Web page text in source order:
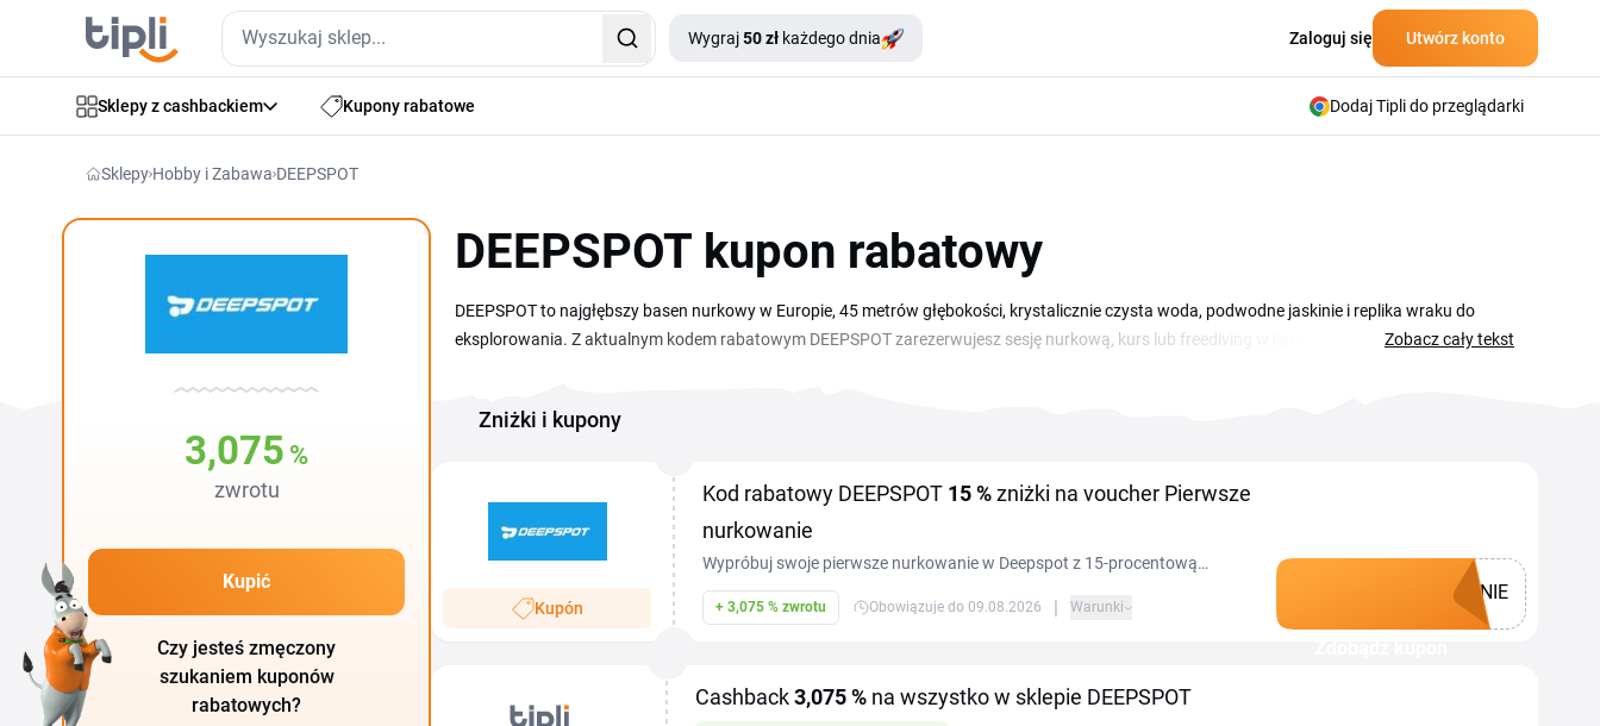
Wygraj50 zł każdego dnia Zaloguj się Utwórz konto
Sklepy z cashbackiem Kupony rabatowe Dodaj Tipli do przeglądarki
Sklepy Hobby i Zabawa DEEPSPOT
3,075 %
zwrotu
Kupić
Czy jesteś zmęczony
szukaniem kuponów
rabatowych?
DEEPSPOT kupon rabatowy
DEEPSPOT to najgłębszy basen nurkowy w Europie, 45 metrów głębokości, krystalicznie czysta woda, podwodne jaskinie i replika wraku do
eksplorowania. Z aktualnym kodem rabatowym DEEPSPOT zarezerwujesz sesję nurkową, kurs lub freediving w lepszej cenie. Centrum działa
Zniżki obejmują pojedyncze sesje, pakiety, kursy oraz wynajem sprzętu, a niektóre obowiązują tylko w wybrane dni tygodnia.
Zobacz cały tekst
Zniżki i kupony
Kupón
Kod rabatowy DEEPSPOT 15 %zniżki na voucher Pierwsze
nurkowanie
Wypróbuj swoje pierwsze nurkowanie w Deepspot z 15-procentową
zniżką. Aby skorzystać z promocji, wystarczy podczas zakupu kuponu na
pierwsze nurkowanie użyć kodu rabatowego NURKOWANIE. Oferta nie
+ 3,075 % zwrotu Obowiązuje do 09.08.2026 | Warunki
NIE
Cashback3,075 % na wszystko w sklepie DEEPSPOT